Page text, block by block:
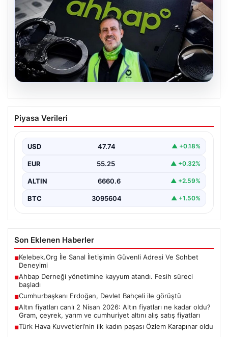
Ahbap Derneği yönetimine kayyum
atandı. Fesih süreci başladı
Piyasa Verileri
USD 47.74 ▲ +0.18%
EUR 55.25 ▲ +0.32%
ALTIN 6660.6 ▲ +2.59%
BTC 3095604 ▲ +1.50%
Son Eklenen Haberler
■Kelebek.Org İle Sanal İletişimin Güvenli Adresi Ve Sohbet
Deneyimi
■Ahbap Derneği yönetimine kayyum atandı. Fesih süreci
başladı
■Cumhurbaşkanı Erdoğan, Devlet Bahçeli ile görüştü
■Altın fiyatları canlı 2 Nisan 2026: Altın fiyatları ne kadar oldu?
Gram, çeyrek, yarım ve cumhuriyet altını alış satış fiyatları
■Türk Hava Kuvvetleri’nin ilk kadın paşası Özlem Karapınar oldu